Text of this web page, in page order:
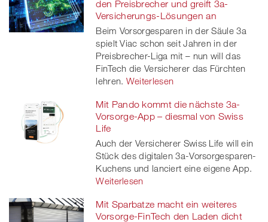
den Preisbrecher und greift 3a-
Versicherungs-Lösungen an
Beim Vorsorgesparen in der Säule 3a
spielt Viac schon seit Jahren in der
Preisbrecher-Liga mit – nun will das
FinTech die Versicherer das Fürchten
lehren. Weiterlesen
Mit Pando kommt die nächste 3a-
Vorsorge-App – diesmal von Swiss
Life
Auch der Versicherer Swiss Life will ein
Stück des digitalen 3a-Vorsorgesparen-
Kuchens und lanciert eine eigene App.
Weiterlesen
Mit Sparbatze macht ein weiteres
Vorsorge-FinTech den Laden dicht